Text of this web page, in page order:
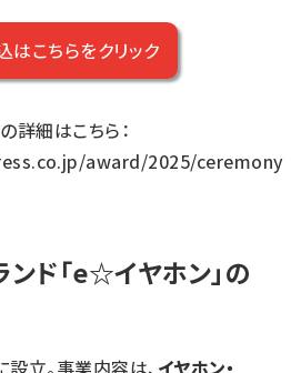
はこちらをクリック
詳細はこちら：
award/2025/ceremony
ド「e☆イヤホン」の
立。事業内容は、イヤホン・